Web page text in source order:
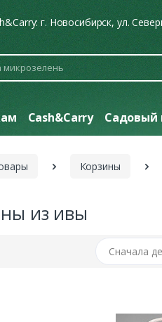
г. Новосибирск, ул.
Cash&Carry Садовый
Корзины
из ивы
Сначала